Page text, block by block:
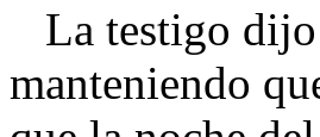
La testigo dijo
manteniendo